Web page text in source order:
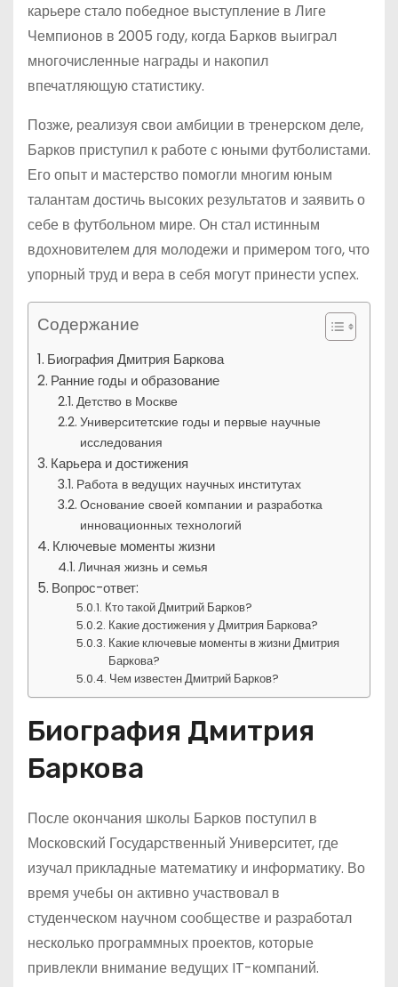
карьере стало победное выступление в Лиге
Чемпионов в 2005 году, когда Барков выиграл
многочисленные награды и накопил
впечатляющую статистику.
Позже, реализуя свои амбиции в тренерском деле,
Барков приступил к работе с юными футболистами.
Его опыт и мастерство помогли многим юным
талантам достичь высоких результатов и заявить о
себе в футбольном мире. Он стал истинным
вдохновителем для молодежи и примером того, что
упорный труд и вера в себя могут принести успех.
Содержание
Биография Дмитрия Баркова
Ранние годы и образование
Детство в Москве
Университетские годы и первые научные
исследования
Карьера и достижения
Работа в ведущих научных институтах
Основание своей компании и разработка
инновационных технологий
Ключевые моменты жизни
Личная жизнь и семья
Вопрос-ответ:
Кто такой Дмитрий Барков?
Какие достижения у Дмитрия Баркова?
Какие ключевые моменты в жизни Дмитрия
Баркова?
Чем известен Дмитрий Барков?
Биография Дмитрия
Баркова
После окончания школы Барков поступил в
Московский Государственный Университет, где
изучал прикладные математику и информатику. Во
время учебы он активно участвовал в
студенческом научном сообществе и разработал
несколько программных проектов, которые
привлекли внимание ведущих IT-компаний.